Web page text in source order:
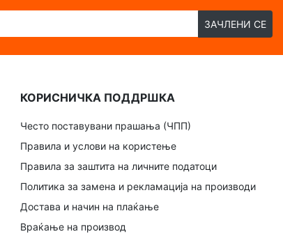
ЗАЧЛЕНИ СЕ
КОРИСНИЧКА ПОДДРШКА
Често поставувани прашања (ЧПП)
Правила и услови на користење
Правила за заштита на личните податоци
Политика за замена и рекламација на производи
Достава и начин на плаќање
Враќање на производ